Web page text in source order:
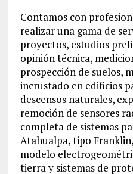
Contamos con
realizar una gama de
proyectos, estudios
opinión técnica,
prospección de suelos,
incrustado en edificios
descensos naturales,
remoción de sensores
completa de sistemas
Atahualpa, tipo
modelo
tierra y sistemas de